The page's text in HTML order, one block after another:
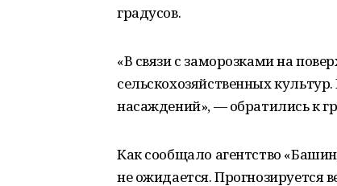
градусов.
«В связи с заморозками на
сельскохозяйственных
насаждений», — обратились к
Как сообщало агентство
не ожидается. Прогнозируется